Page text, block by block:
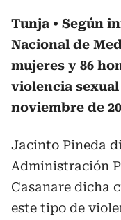
Tunja
Según
Nacional de
mujeres y 86
violencia
noviembre de
Jacinto Pineda
Administración
Casanare dicha
este tipo de